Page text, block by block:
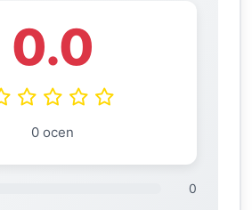
0.0
0 ocen
0